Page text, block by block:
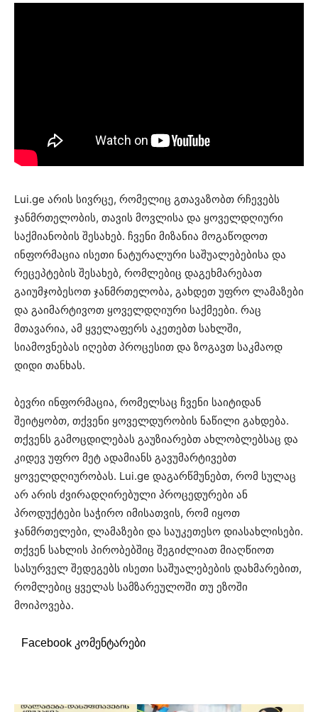
Lui.ge არის სივრცე, რომელიც გთავაზობთ რჩევებს
ჯანმრთელობის, თავის მოვლისა და ყოველდღიური
საქმიანობის შესახებ. ჩვენი მიზანია მოგაწოდოთ
ინფორმაცია ისეთი ნატურალური საშუალებებისა და
რეცეპტების შესახებ, რომლებიც დაგეხმარებათ
გაიუმჯობესოთ ჯანმრთელობა, გახდეთ უფრო ლამაზები
და გაიმარტივოთ ყოველდღიური საქმეები. რაც
მთავარია, ამ ყველაფერს აკეთებთ სახლში,
სიამოვნებას იღებთ პროცესით და ზოგავთ საკმაოდ
დიდი თანხას.
ბევრი ინფორმაცია, რომელსაც ჩვენი საიტიდან
შეიტყობთ, თქვენი ყოველდურობის ნაწილი გახდება.
თქვენს გამოცდილებას გაუზიარებთ ახლობლებსაც და
კიდევ უფრო მეტ ადამიანს გავუმარტივებთ
ყოველდღიურობას. Lui.ge დაგარწმუნებთ, რომ სულაც
არ არის ძვირადღირებული პროცედურები ან
პროდუქტები საჭირო იმისათვის, რომ იყოთ
ჯანმრთელები, ლამაზები და საუკეთესო დიასახლისები.
თქვენ სახლის პირობებშიც შეგიძლიათ მიაღწიოთ
სასურველ შედეგებს ისეთი საშუალებების დახმარებით,
რომლებიც ყველას სამზარეულოში თუ ეზოში
მოიპოვება.
Facebook კომენტარები